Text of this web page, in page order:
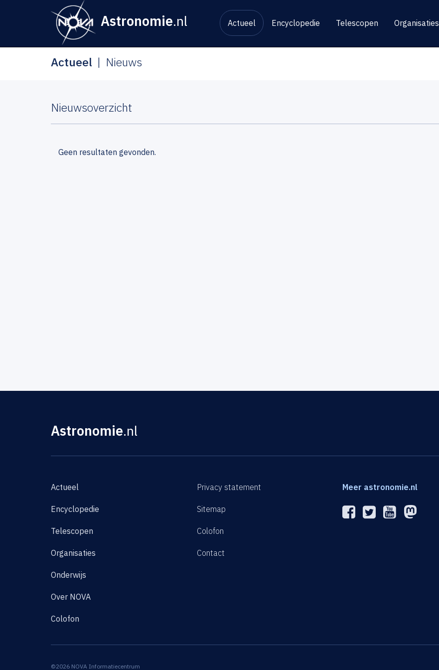
Astronomie.nl Actueel Encyclopedie Telescopen Organisaties
Actueel Nieuws
Nieuwsoverzicht
Geen resultaten gevonden.
Astronomie.nl
Actueel
Encyclopedie
Telescopen
Organisaties
Onderwijs
Over NOVA
Colofon
Privacy statement
Sitemap
Colofon
Contact
Meer astronomie.nl
©2026 NOVA Informatiecentrum